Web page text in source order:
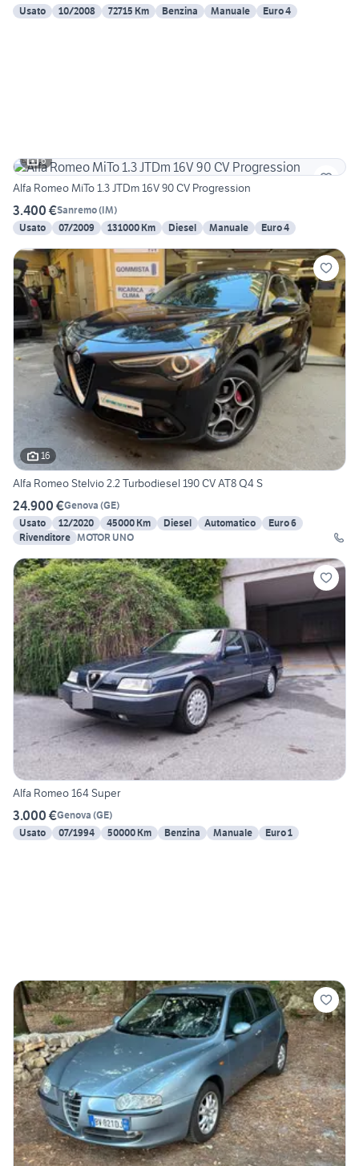
Usato 10/2008 72715 Km Benzina Manuale Euro 4
6
Alfa Romeo MiTo 1.3 JTDm 16V 90 CV Progression
3.400 €Sanremo(IM)
Usato
07/2009 131000 Km Diesel Manuale Euro 4
16
Alfa Romeo Stelvio 2.2 Turbodiesel 190 CV AT8 Q4 S
24.900 €Genova (GE)
Usato
12/2020 45000 Km Diesel Automatico
Euro 6
Rivenditore MOTOR UNO
Alfa Romeo 164 Super
3.000 €Genova (GE)
Usato
07/1994 50000 Km Benzina Manuale Euro 1